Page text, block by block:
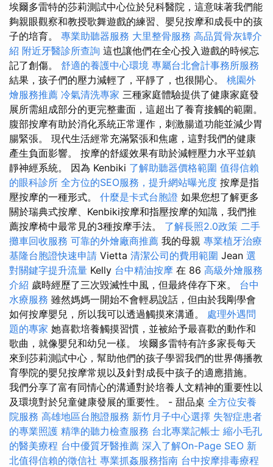
埃爾多雷特的莎莉測試中心位於兒科醫院，這意味著我們能
夠親眼觀察和教授歌舞遊戲的練習、嬰兒按摩和成長中的孩
子的培育。 專業助聽器服務 大里整骨服務 高品質骨灰罈介
紹 附近牙醫診所查詢 這也讓他們在全心投入遊戲的時候忘
記了創傷。 舒適的養護中心環境 專屬台北會計事務所服務
結果，孩子們的壓力減輕了，平靜了，也很開心。 桃園外
燴服務推薦 冷氣清洗專家 三種家庭體驗提供了健康家庭發
展所需組成部分的更完整畫面，這超出了養育接觸的範圍。
腹部按摩有助於消化系統正常運作，刺激腸道功能並減少胃
腸緊張。 現代生活經常充滿緊張和焦慮，這對我們的健康
產生負面影響。 按摩的舒緩效果有助於減輕壓力水平並鎮
靜神經系統。 因為 Kenbiki 了解助聽器價格範圍 值得信賴
的眼科診所 全方位的SEO服務，提升網站曝光度 按摩是指
壓按摩的一種形式。 什麼是卡式台胞證 如果您想了解更多
關於瑞典式按摩、Kenbiki按摩和指壓按摩的知識，我們推
薦按摩椅中最常見的3種按摩手法。 了解長照2.0政策 二手
攤車回收服務 可靠的外燴廠商推薦 我的母親 專業植牙治療
基隆台胞證快速申請 Vietta 清潔公司的費用範圍 Jean 選
對關鍵字提升流量 Kelly 台中精油按摩 在 86 高級外燴服務
介紹 歲時經歷了三次毀滅性中風，但最終倖存下來。 台中
水療服務 雖然媽媽一開始不會輕易說話，但由於我剛學會
如何按摩嬰兒，所以我可以透過觸摸來溝通。 處理外遇問
題的專家 她喜歡培養觸摸習慣，並被給予最喜歡的動作和
歌曲，就像嬰兒和幼兒一樣。 埃爾多雷特有許多家長每天
來到莎莉測試中心，幫助他們的孩子學習我們的世界傳播教
育學院的嬰兒按摩常規以及針對成長中孩子的適應措施。
我們分享了富有同情心的溝通對於培養人文精神的重要性以
及環境對於兒童健康發展的重要性。 - 甜品桌 全方位安養
院服務 高雄地區台胞證服務 新竹月子中心選擇 失智症患者
的專業照護 精準的聽力檢查服務 台北專業記帳士 縮小毛孔
的醫美療程 台中優質牙醫推薦 深入了解On-Page SEO 新
北值得信賴的徵信社 專業抓姦服務指南 台中按摩排毒療程